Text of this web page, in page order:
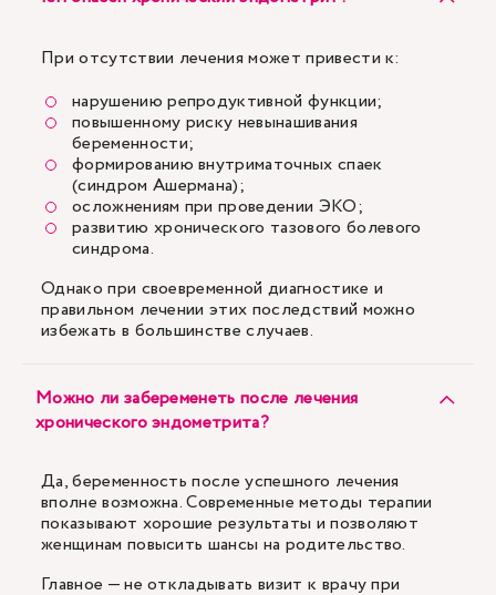
При отсутствии лечения может привести к:
нарушению репродуктивной функции;
повышенному риску невынашивания
беременности;
формированию внутриматочных спаек
(синдром Ашермана);
осложнениям при проведении ЭКО;
развитию хронического тазового болевого
синдрома.
Однако при своевременной диагностике и
правильном лечении этих последствий можно
избежать в большинстве случаев.
Можно ли забеременеть после лечения
хронического эндометрита?
Да, беременность после успешного лечения
вполне возможна. Современные методы терапии
показывают хорошие результаты и позволяют
женщинам повысить шансы на родительство.
Главное — не откладывать визит к врачу при